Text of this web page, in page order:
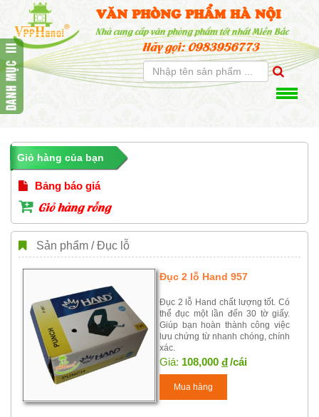
VĂN PHÒNG PHẨM HÀ NỘI
Nhà cung cấp văn phòng phẩm tốt nhất Miền Bắc
Hãy gọi: 0983956773
Giỏ hàng của bạn
Bảng báo giá
Giỏ hàng rỗng
Sản phẩm / Đục lỗ
Đục 2 lỗ Hand 957
Đục 2 lỗ Hand chất lượng tốt. Có
thể đục một lần đến 30 tờ giấy.
Giúp bạn hoàn thành công việc
lưu chứng từ nhanh chóng, chính
xác.
Giá: 108,000 đ/cái
Mua hàng